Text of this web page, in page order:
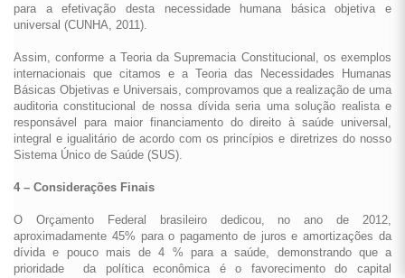
para a efetivação desta necessidade humana básica objetiva e
universal (CUNHA, 2011).
Assim, conforme a Teoria da Supremacia Constitucional, os exemplos
internacionais que citamos e a Teoria das Necessidades Humanas
Básicas Objetivas e Universais, comprovamos que a realização de uma
auditoria constitucional de nossa dívida seria uma solução realista e
responsável para maior financiamento do direito à saúde universal,
integral e igualitário de acordo com os princípios e diretrizes do nosso
Sistema Único de Saúde (SUS).
4 – Considerações Finais
O Orçamento Federal brasileiro dedicou, no ano de 2012,
aproximadamente 45% para o pagamento de juros e amortizações da
dívida e pouco mais de 4 % para a saúde, demonstrando que a
prioridade da política econômica é o favorecimento do capital